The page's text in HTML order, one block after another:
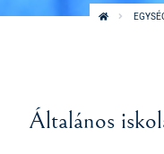
Általános